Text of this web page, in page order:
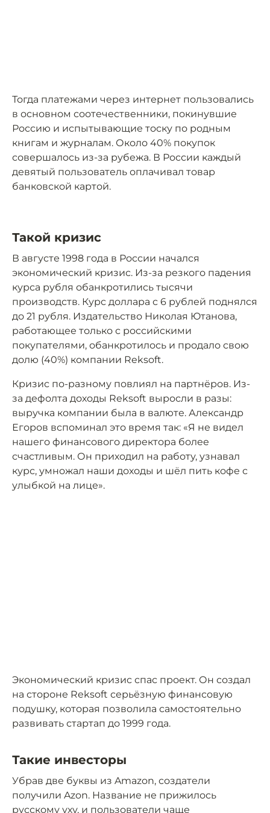
Тогда платежами через интернет пользовались
в основном соотечественники, покинувшие
Россию и испытывающие тоску по родным
книгам и журналам. Около 40% покупок
совершалось из-за рубежа. В России каждый
девятый пользователь оплачивал товар
банковской картой.
Такой кризис
В августе 1998 года в России начался
экономический кризис. Из-за резкого падения
курса рубля обанкротились тысячи
производств. Курс доллара с 6 рублей поднялся
до 21 рубля. Издательство Николая Ютанова,
работающее только с российскими
покупателями, обанкротилось и продало свою
долю (40%) компании Reksoft.
Кризис по-разному повлиял на партнёров. Из-
за дефолта доходы Reksoft выросли в разы:
выручка компании была в валюте. Александр
Егоров вспоминал это время так: «Я не видел
нашего финансового директора более
счастливым. Он приходил на работу, узнавал
курс, умножал наши доходы и шёл пить кофе с
улыбкой на лице».
Экономический кризис спас проект. Он создал
на стороне Reksoft серьёзную финансовую
подушку, которая позволила самостоятельно
развивать стартап до 1999 года.
Такие инвесторы
Убрав две буквы из Amazon, создатели
получили Azon. Название не прижилось
русскому уху, и пользователи чаще